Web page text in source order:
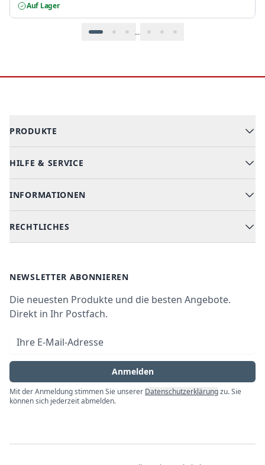
Auf Lager
…
PRODUKTE
Alle Kategorien
Kühlen & Gefrieren
HILFE & SERVICE
Hilfe & FAQ
INFORMATIONEN
Über uns
RECHTLICHES
Datenschutz
Widerrufsrecht
Impressum
NEWSLETTER ABONNIEREN
Die neuesten Produkte und die besten Angebote.
Direkt in Ihr Postfach.
E-Mail-Adresse
Anmelden
Mit der Anmeldung stimmen Sie unserer Datenschutzerklärungzu. Sie
können sich jederzeit abmelden.